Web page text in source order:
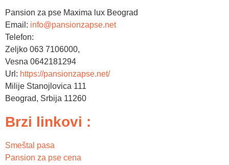
Pansion za pse Maxima lux Beograd
Email: info@pansionzapse.net
Telefon:
Zeljko 063 7106000,
Vesna 0642181294
Url: https://pansionzapse.net/
Milije Stanojlovica 111
Beograd, Srbija 11260
Brzi linkovi :
Smeštal pasa
Pansion za pse cena